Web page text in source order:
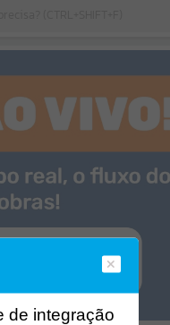
de integração